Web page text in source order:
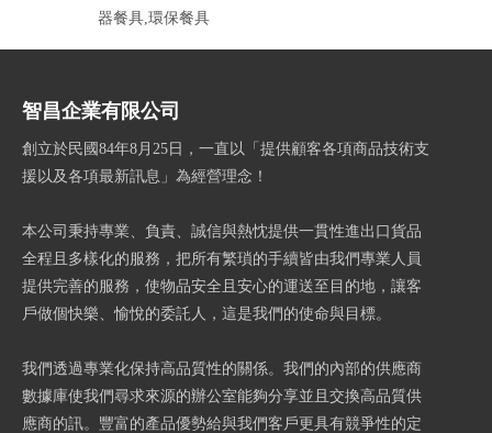
器餐具,環保餐具
智昌企業有限公司
創立於民國84年8月25日，一直以「提供顧客各項商品技術支
援以及各項最新訊息」為經營理念！
本公司秉持專業、負責、誠信與熱忱提供一貫性進出口貨品
全程且多樣化的服務，把所有繁瑣的手續皆由我們專業人員
提供完善的服務，使物品安全且安心的運送至目的地，讓客
戶做個快樂、愉悅的委託人，這是我們的使命與目標。
我們透過專業化保持高品質性的關係。我們的內部的供應商
數據庫使我們尋求來源的辦公室能夠分享並且交換高品質供
應商的訊。豐富的產品優勢給與我們客戶更具有競爭性的定